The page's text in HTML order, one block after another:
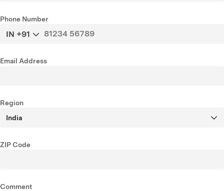
Phone Number
IN +91
Email Address
Region
India
ZIP Code
Comment